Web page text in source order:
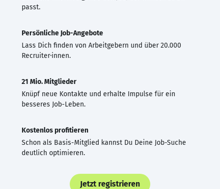
passt.
Persönliche Job-Angebote
Lass Dich finden von Arbeitgebern und über 20.000
Recruiter·innen.
21 Mio. Mitglieder
Knüpf neue Kontakte und erhalte Impulse für ein
besseres Job-Leben.
Kostenlos profitieren
Schon als Basis-Mitglied kannst Du Deine Job-Suche
deutlich optimieren.
Jetzt registrieren